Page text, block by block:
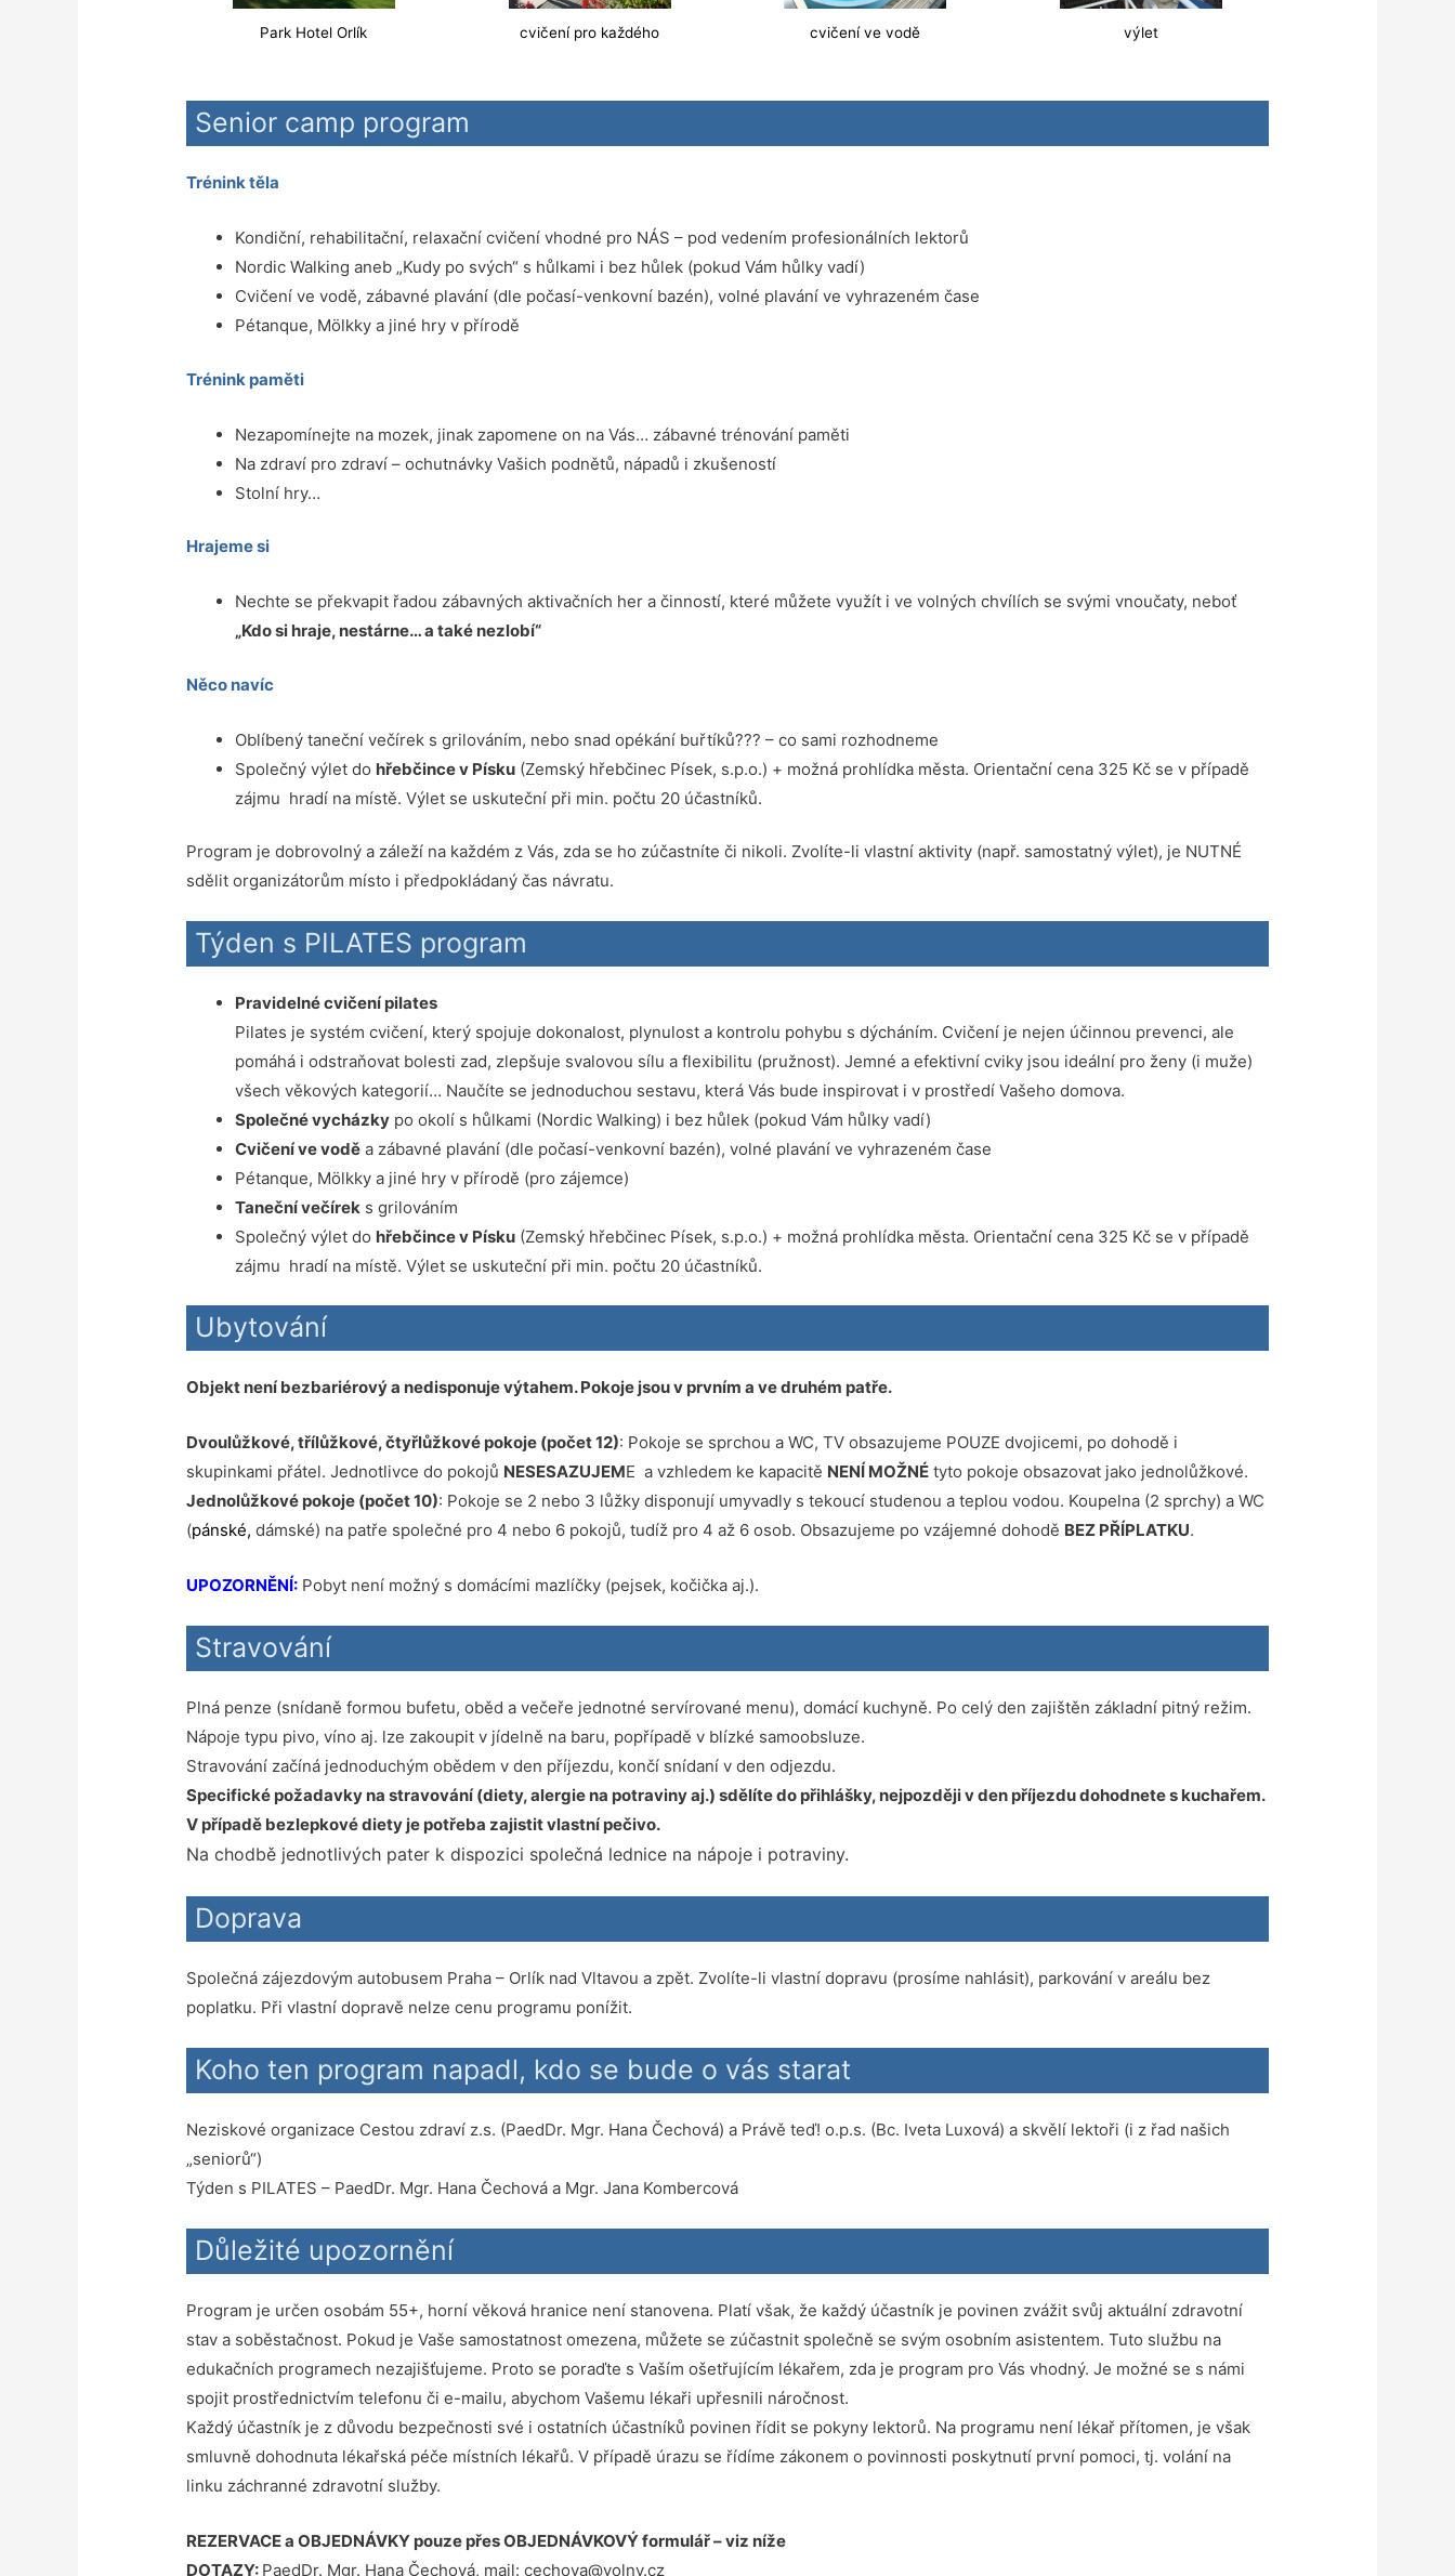
Park Hotel Orlík cvičení pro každého cvičení ve vodě výlet
Senior camp program
Trénink těla
Kondiční, rehabilitační, relaxační cvičení vhodné pro NÁS – pod vedením profesionálních lektorů
Nordic Walking aneb „Kudy po svých“ s hůlkami i bez hůlek (pokud Vám hůlky vadí)
Cvičení ve vodě, zábavné plavání (dle počasí-venkovní bazén), volné plavání ve vyhrazeném čase
Pétanque, Mölkky a jiné hry v přírodě
Trénink paměti
Nezapomínejte na mozek, jinak zapomene on na Vás… zábavné trénování paměti
Na zdraví pro zdraví – ochutnávky Vašich podnětů, nápadů i zkušeností
Stolní hry…
Hrajeme si
Nechte se překvapit řadou zábavných aktivačních her a činností, které můžete využít i ve volných chvílích se svými vnoučaty, neboť
„Kdo si hraje, nestárne… a také nezlobí“
Něco navíc
Oblíbený taneční večírek s grilováním, nebo snad opékání buřtíků??? – co sami rozhodneme
Společný výlet do hřebčince v Písku (Zemský hřebčinec Písek, s.p.o.) + možná prohlídka města. Orientační cena 325 Kč se v případě
zájmu hradí na místě. Výlet se uskuteční při min. počtu 20 účastníků.
Program je dobrovolný a záleží na každém z Vás, zda se ho zúčastníte či nikoli. Zvolíte-li vlastní aktivity (např. samostatný výlet), je NUTNÉ
sdělit organizátorům místo i předpokládaný čas návratu.
Týden s PILATES program
Pravidelné cvičení pilates
Pilates je systém cvičení, který spojuje dokonalost, plynulost a kontrolu pohybu s dýcháním. Cvičení je nejen účinnou prevenci, ale
pomáhá i odstraňovat bolesti zad, zlepšuje svalovou sílu a flexibilitu (pružnost). Jemné a efektivní cviky jsou ideální pro ženy (i muže)
všech věkových kategorií… Naučíte se jednoduchou sestavu, která Vás bude inspirovat i v prostředí Vašeho domova.
Společné vycházky po okolí s hůlkami (Nordic Walking) i bez hůlek (pokud Vám hůlky vadí)
Cvičení ve vodě a zábavné plavání (dle počasí-venkovní bazén), volné plavání ve vyhrazeném čase
Pétanque, Mölkky a jiné hry v přírodě (pro zájemce)
Taneční večírek s grilováním
Společný výlet do hřebčince v Písku (Zemský hřebčinec Písek, s.p.o.) + možná prohlídka města. Orientační cena 325 Kč se v případě
zájmu hradí na místě. Výlet se uskuteční při min. počtu 20 účastníků.
Ubytování
Objekt není bezbariérový a nedisponuje výtahem. Pokoje jsou v prvním a ve druhém patře.
Dvoulůžkové, třílůžkové, čtyřlůžkové pokoje (počet 12): Pokoje se sprchou a WC, TV obsazujeme POUZE dvojicemi, po dohodě i
skupinkami přátel. Jednotlivce do pokojů NESESAZUJEME a vzhledem ke kapacitě NENÍ MOŽNÉ tyto pokoje obsazovat jako jednolůžkové.
Jednolůžkové pokoje (počet 10): Pokoje se 2 nebo 3 lůžky disponují umyvadly s tekoucí studenou a teplou vodou. Koupelna (2 sprchy) a WC
(pánské, dámské) na patře společné pro 4 nebo 6 pokojů, tudíž pro 4 až 6 osob. Obsazujeme po vzájemné dohodě BEZ PŘÍPLATKU.
UPOZORNĚNÍ: Pobyt není možný s domácími mazlíčky (pejsek, kočička aj.).
Stravování
Plná penze (snídaně formou bufetu, oběd a večeře jednotné servírované menu), domácí kuchyně. Po celý den zajištěn základní pitný režim.
Nápoje typu pivo, víno aj. lze zakoupit v jídelně na baru, popřípadě v blízké samoobsluze.
Stravování začíná jednoduchým obědem v den příjezdu, končí snídaní v den odjezdu.
Specifické požadavky na stravování (diety, alergie na potraviny aj.) sdělíte do přihlášky, nejpozději v den příjezdu dohodnete s kuchařem.
V případě bezlepkové diety je potřeba zajistit vlastní pečivo.
Na chodbě jednotlivých pater k dispozici společná lednice na nápoje i potraviny.
Doprava
Společná zájezdovým autobusem Praha – Orlík nad Vltavou a zpět. Zvolíte-li vlastní dopravu (prosíme nahlásit), parkování v areálu bez
poplatku. Při vlastní dopravě nelze cenu programu ponížit.
Koho ten program napadl, kdo se bude o vás starat
Neziskové organizace Cestou zdraví z.s. (PaedDr. Mgr. Hana Čechová) a Právě teď! o.p.s. (Bc. Iveta Luxová) a skvělí lektoři (i z řad našich
„seniorů“)
Týden s PILATES – PaedDr. Mgr. Hana Čechová a Mgr. Jana Kombercová
Důležité upozornění
Program je určen osobám 55+, horní věková hranice není stanovena. Platí však, že každý účastník je povinen zvážit svůj aktuální zdravotní
stav a soběstačnost. Pokud je Vaše samostatnost omezena, můžete se zúčastnit společně se svým osobním asistentem. Tuto službu na
edukačních programech nezajišťujeme. Proto se poraďte s Vaším ošetřujícím lékařem, zda je program pro Vás vhodný. Je možné se s námi
spojit prostřednictvím telefonu či e-mailu, abychom Vašemu lékaři upřesnili náročnost.
Každý účastník je z důvodu bezpečnosti své i ostatních účastníků povinen řídit se pokyny lektorů. Na programu není lékař přítomen, je však
smluvně dohodnuta lékařská péče místních lékařů. V případě úrazu se řídíme zákonem o povinnosti poskytnutí první pomoci, tj. volání na
linku záchranné zdravotní služby.
REZERVACE a OBJEDNÁVKY pouze přes OBJEDNÁVKOVÝ formulář – viz níže
DOTAZY: PaedDr. Mgr. Hana Čechová, mail: cechova@volny.cz